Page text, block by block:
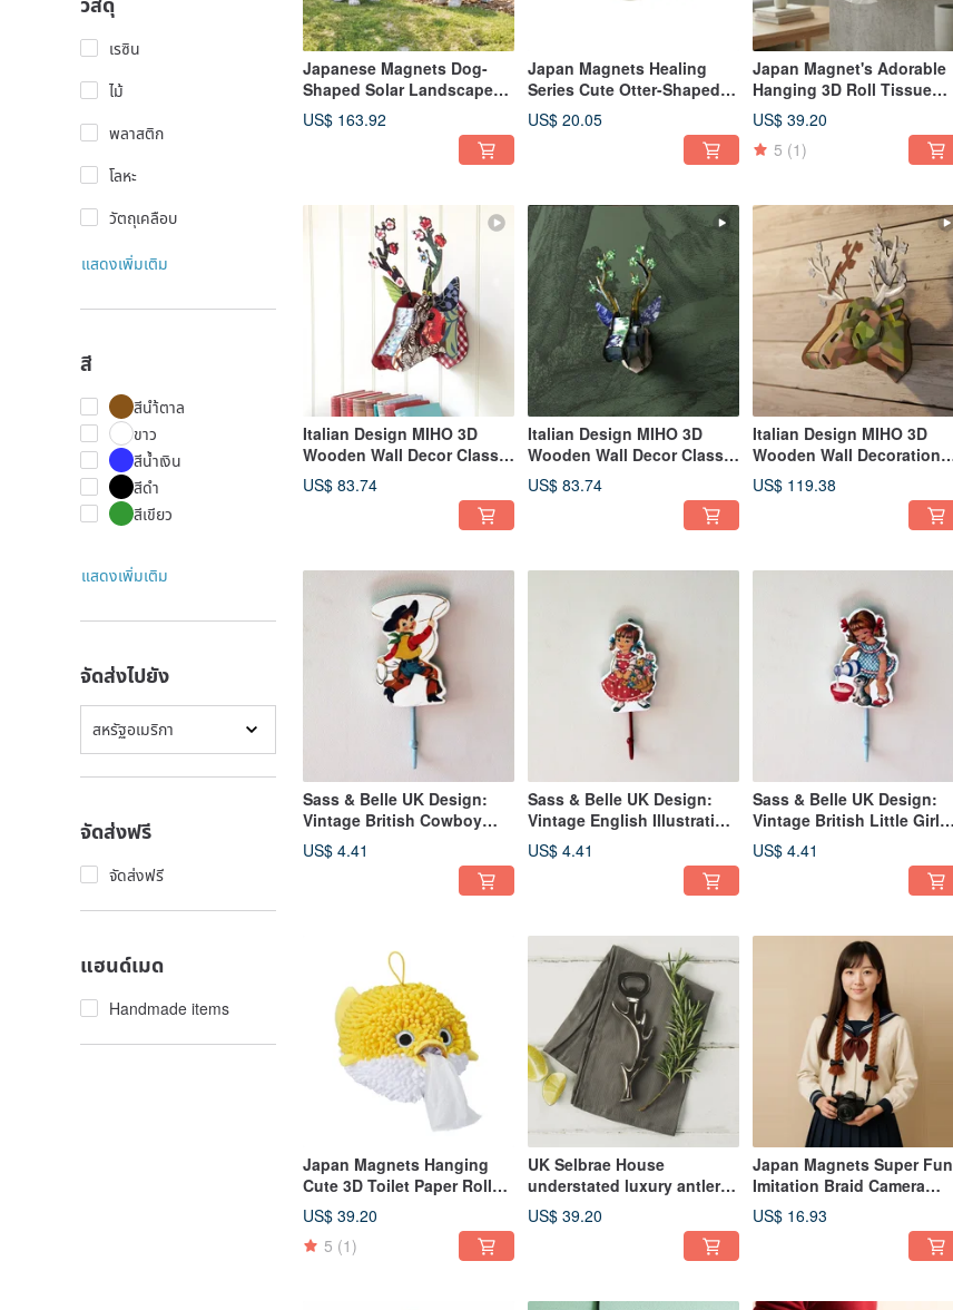
เรซิน
ไม้
พลาสติก
โลหะ
วัตถุเคลือบ
แสดงเพิ่มเติม
สี
สีนำ้ตาล
ขาว
สีน้ำเงิน
สีดำ
สีเขียว
แสดงเพิ่มเติม
จัดส่งไปยัง
สหรัฐอเมริกา
จัดส่งฟรี
จัดส่งฟรี
แฮนด์เมด
Handmade items
Japanese Magnets Dog-
Shaped Solar Landscape
Light, French Bulldog &
Schnauzer, Outdoor
US$ 163.92
Japan Magnets Healing
Series Cute Otter-Shaped
Glasses Stand / Accessory
Organizer
US$ 20.05
Japan Magnet's Adorable
Hanging 3D Roll Tissue
Case / Roll Tissue Cover
(Dumbo Octopus)
US$ 39.20
5 (1)
Italian Design MIHO 3D
Wooden Wall Decor Classic
Medium Deer Head
(Blooming Flowers Capri 2)
US$ 83.74
Italian Design MIHO 3D
Wooden Wall Decor Classic
Medium Deer Head (Rebirth
Capri 74)
US$ 83.74
Italian Design MIHO 3D
Wooden Wall Decoration
Classic Large Deer Head
(Masterstroke Cervo238)
US$ 119.38
Sass & Belle UK Design:
Vintage British Cowboy
Boy Motif Distressed Wall
Hook
US$ 4.41
Sass & Belle UK Design:
Vintage English Illustration
of a Little Girl Holding
Flowers Wall Hook with
US$ 4.41
Sass & Belle UK Design:
Vintage British Little Girl
Pouring Water Motif Aged
Wall Hook
US$ 4.41
Japan Magnets Hanging
Cute 3D Toilet Paper Roll
Cover (Pufferfish)
US$ 39.20
5 (1)
UK Selbrae House
understated luxury antler-
shaped stainless steel
bottle opener and can
US$ 39.20
Japan Magnets Super Fun
Imitation Braid Camera
Strap (Yellow-Brown)
US$ 16.93